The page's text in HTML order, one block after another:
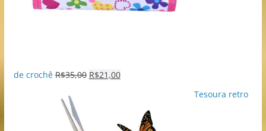
de crochê R$35,00 R$21,00
Tesoura retro